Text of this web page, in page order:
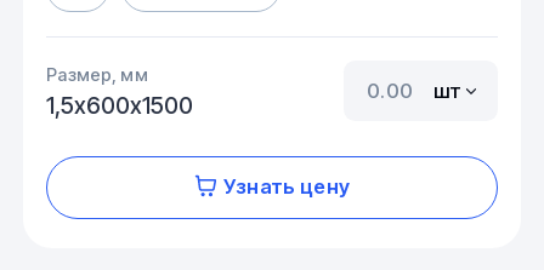
Размер, мм
1,5х600х1500
шт
Узнать цену